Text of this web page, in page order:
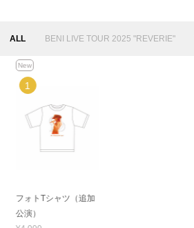
ALL BENI LIVE TOUR 2025 "REVERIE"
New
フォトTシャツ（追加
公演）